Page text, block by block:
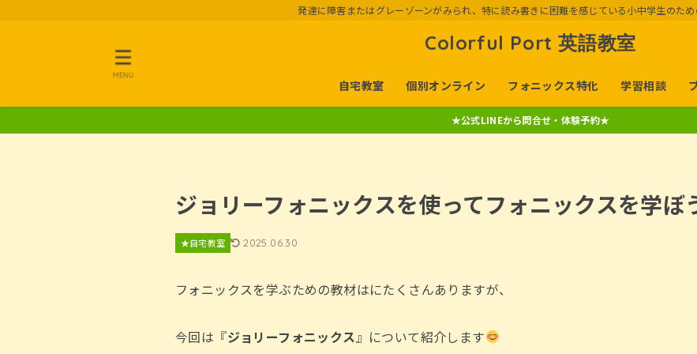
発達に障害またはグレーゾーンがみられ、特に読み書きに困難を感じている小中学生のた
Colorful Port 英語教室
自宅教室 個別オンライン フォニックス特化 学習相談
MENU
★公式LINEから問合せ・体験予約★
ジョリーフォニックスを使ってフォニックスを学ぼ
★自宅教室 2025.06.30
フォニックスを学ぶための教材はにたくさんありますが、
今回は『ジョリーフォニックス 』について紹介します